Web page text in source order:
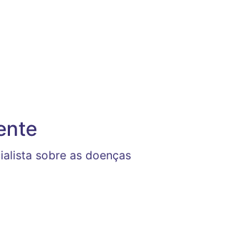
sobre as doenças